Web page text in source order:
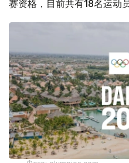
赛资格，目前共有18名运动